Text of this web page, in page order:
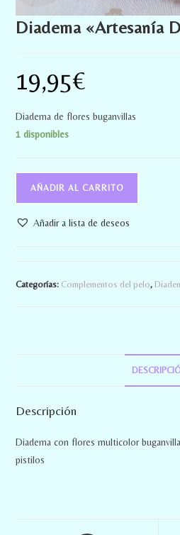
Diadema «Artesanía
19,95€
Diadema de flores buganvillas
1 disponibles
AÑADIR AL CARRITO
Añadir a lista de deseos
Categorías: Complementos del pelo,
Descripción
Diadema con flores multicolor
pistilos